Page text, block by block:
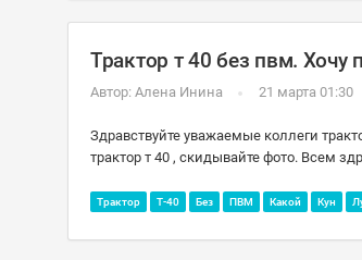
Трактор т 40 без пвм. Хочу
Автор: Алена Инина 21 марта 01:30
Здравствуйте уважаемые коллеги
трактор т 40 , скидывайте фото. Всем
Трактор Т-40 Без ПВМ Какой Кун